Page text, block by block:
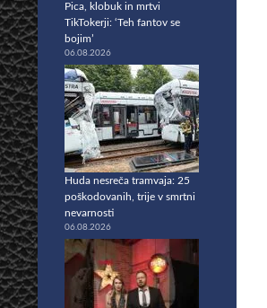
Pica, klobuk in mrtvi
TikTokerji: ‘Teh fantov se
bojim’
06.08.2026
Huda nesreča tramvaja: 25
poškodovanih, trije v smrtni
nevarnosti
06.08.2026